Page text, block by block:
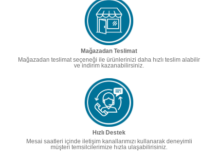
Mağazadan Teslimat
Mağazadan teslimat seçeneği ile ürünlerinizi daha hızlı teslim alabilir
ve indirim kazanabilirsiniz.
Hızlı Destek
Mesai saatleri içinde iletişim kanallarımızı kullanarak deneyimli
müşteri temsilcilerimize hızla ulaşabilirisiniz.